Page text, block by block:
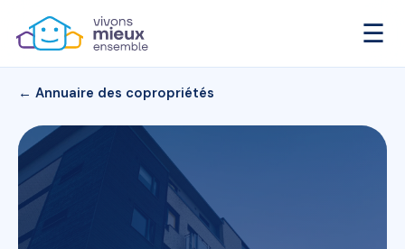
☰
← Annuaire des copropriétés